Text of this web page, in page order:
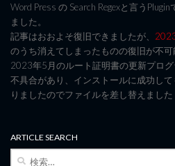
Word Press の Search Regexと言う
ました。
記事はおおよそ復旧できましたが、
のうち消えてしまったものの復旧が不可
2023年5月のルート証明書の更新プロ
不具合があり、インストールに成功し
りましたのでファイルを差し替えました
ARTICLE SEARCH